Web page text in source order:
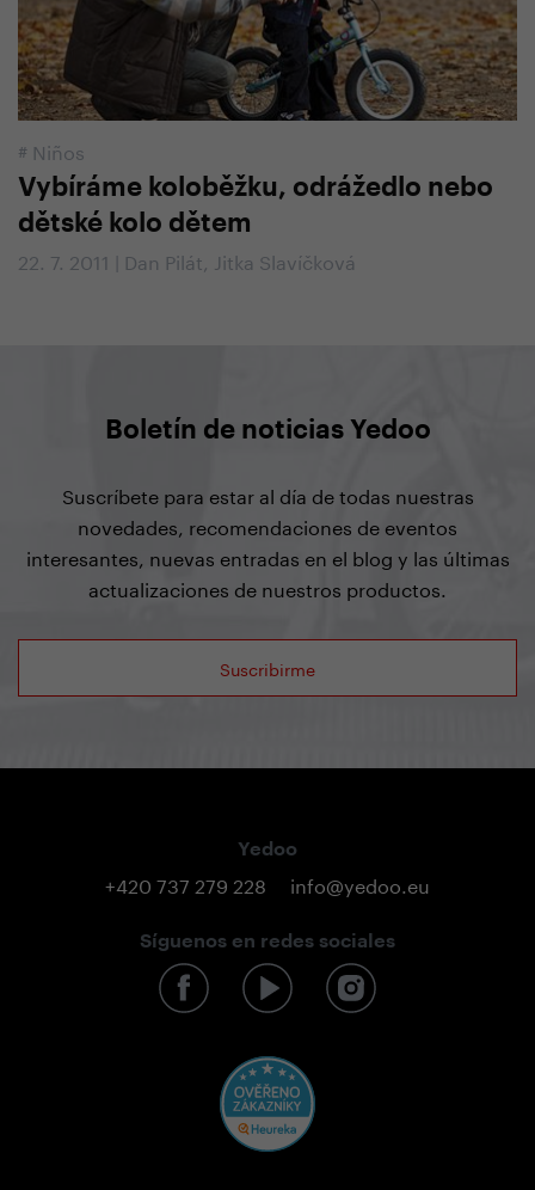
# Niños
Vybíráme koloběžku, odrážedlo nebo
dětské kolo dětem
22. 7. 2011 | Dan Pilát, Jitka Slavíčková
Boletín de noticias Yedoo
Suscríbete para estar al día de todas nuestras
novedades, recomendaciones de eventos
interesantes, nuevas entradas en el blog y las últimas
actualizaciones de nuestros productos.
Suscribirme
Yedoo
+420 737 279 228 info@yedoo.eu
Síguenos en redes sociales